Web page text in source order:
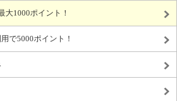
大1000ポイント！
で5000ポイント！